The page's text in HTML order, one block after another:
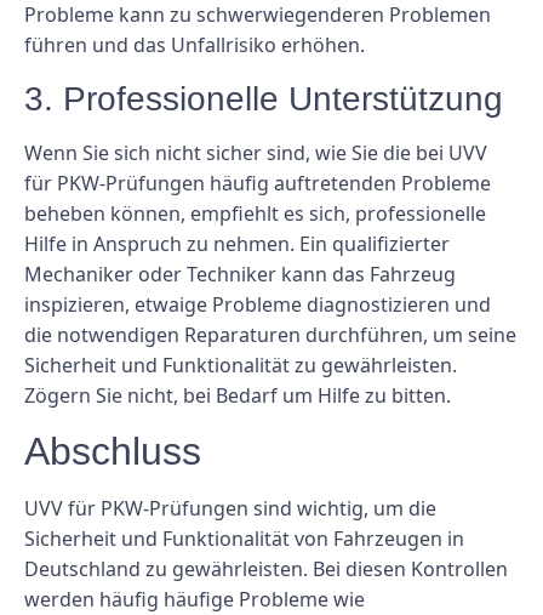
Probleme kann zu schwerwiegenderen Problemen
führen und das Unfallrisiko erhöhen.
3. Professionelle Unterstützung
Wenn Sie sich nicht sicher sind, wie Sie die bei UVV
für PKW-Prüfungen häufig auftretenden Probleme
beheben können, empfiehlt es sich, professionelle
Hilfe in Anspruch zu nehmen. Ein qualifizierter
Mechaniker oder Techniker kann das Fahrzeug
inspizieren, etwaige Probleme diagnostizieren und
die notwendigen Reparaturen durchführen, um seine
Sicherheit und Funktionalität zu gewährleisten.
Zögern Sie nicht, bei Bedarf um Hilfe zu bitten.
Abschluss
UVV für PKW-Prüfungen sind wichtig, um die
Sicherheit und Funktionalität von Fahrzeugen in
Deutschland zu gewährleisten. Bei diesen Kontrollen
werden häufig häufige Probleme wie